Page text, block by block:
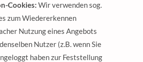
Cookies: Wir verwenden sog.
zum Wiedererkennen
Nutzung eines Angebots
Nutzer (z.B. wenn Sie
haben zur Feststellung